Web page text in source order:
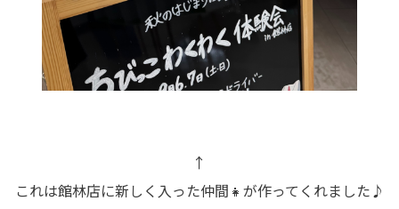
↑
これは館林店に新しく入った仲間👧が作ってくれました♪